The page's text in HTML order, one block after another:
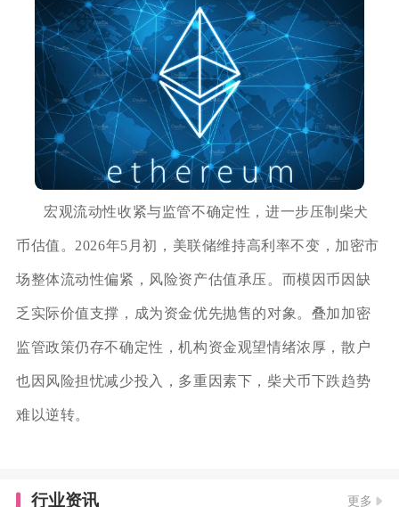
宏观流动性收紧与监管不确定性，进一步压制柴犬
币估值。2026年5月初，美联储维持高利率不变，加密市
场整体流动性偏紧，风险资产估值承压。而模因币因缺
乏实际价值支撑，成为资金优先抛售的对象。叠加加密
监管政策仍存不确定性，机构资金观望情绪浓厚，散户
也因风险担忧减少投入，多重因素下，柴犬币下跌趋势
难以逆转。
行业资讯 更多